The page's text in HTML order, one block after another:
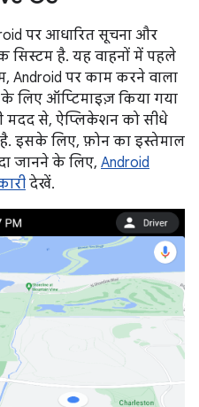
पर आधारित सूचना और
सिस्टम है. यह वाहनों में पहले
Android पर काम करने वाला
के लिए ऑप्टिमाइज़ किया गया
मदद से, ऐप्लिकेशन को सीधे
इसके लिए, फ़ोन का इस्तेमाल
जानने के लिए, Android
देखें.